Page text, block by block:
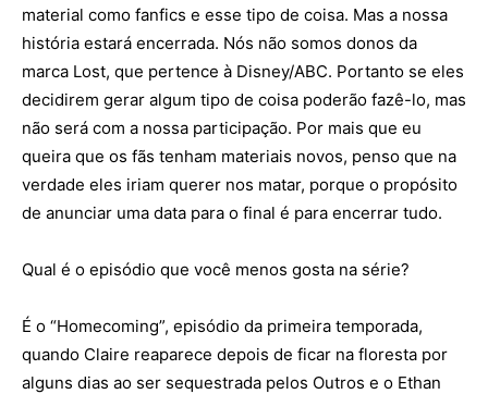
material como fanfics e esse tipo de coisa. Mas a nossa
história estará encerrada. Nós não somos donos da
marca Lost, que pertence à Disney/ABC. Portanto se eles
decidirem gerar algum tipo de coisa poderão fazê-lo, mas
não será com a nossa participação. Por mais que eu
queira que os fãs tenham materiais novos, penso que na
verdade eles iriam querer nos matar, porque o propósito
de anunciar uma data para o final é para encerrar tudo.
Qual é o episódio que você menos gosta na série?
É o “Homecoming”, episódio da primeira temporada,
quando Claire reaparece depois de ficar na floresta por
alguns dias ao ser sequestrada pelos Outros e o Ethan